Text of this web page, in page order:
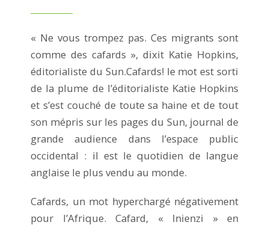
« Ne vous trompez pas. Ces migrants sont
comme des cafards », dixit Katie Hopkins,
éditorialiste du Sun.Cafards! le mot est sorti
de la plume de l’éditorialiste Katie Hopkins
et s’est couché de toute sa haine et de tout
son mépris sur les pages du Sun, journal de
grande audience dans l’espace public
occidental : il est le quotidien de langue
anglaise le plus vendu au monde.
Cafards, un mot hyperchargé négativement
pour l’Afrique. Cafard, « Inienzi » en